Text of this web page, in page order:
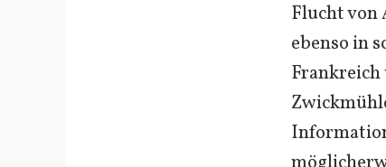
Flucht von
ebenso in
Frankreich